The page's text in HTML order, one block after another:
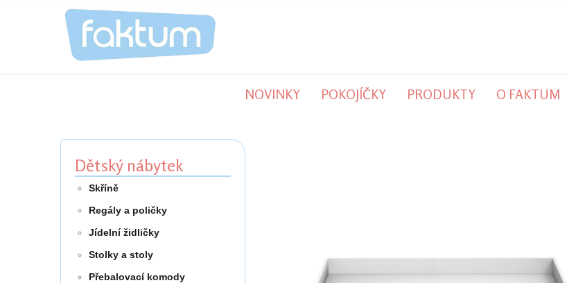
NOVINKY POKOJÍČKY PRODUKTY O FAKTUM
Dětský nábytek
Skříně
Regály a poličky
Jídelní židličky
Stolky a stoly
Přebalovací komody